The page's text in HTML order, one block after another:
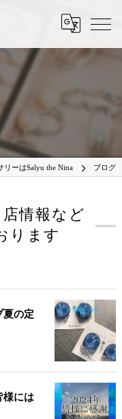
リーはSalyu the Nina ブログ
情報など
ります
夏の定
様には